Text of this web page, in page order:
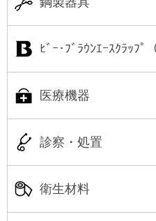
ﾋﾞｰ･ﾌﾞﾗｳﾝｴｰｽｸﾗｯﾌﾟ
医療機器
診察・処置
衛生材料